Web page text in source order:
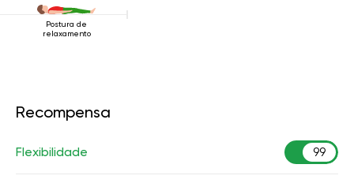
Postura de
relaxamento
Recompensa
Flexibilidade 99